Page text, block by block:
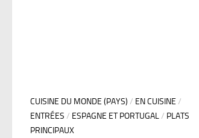
CUISINE DU MONDE (PAYS) / EN CUISINE /
ENTRÉES / ESPAGNE ET PORTUGAL/ PLATS
PRINCIPAUX